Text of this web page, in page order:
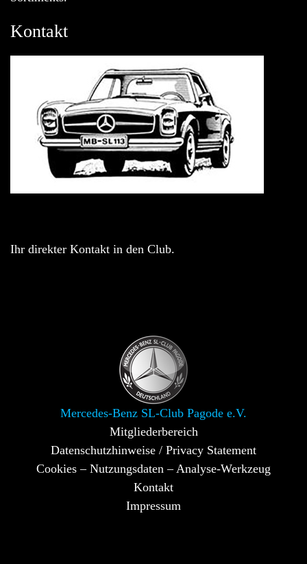
Kontakt
Ihr direkter Kontakt in den Club.
Mercedes-Benz SL-Club Pagode e.V.
Mitgliederbereich
Datenschutzhinweise / Privacy Statement
Cookies – Nutzungsdaten – Analyse-Werkzeug
Kontakt
Impressum